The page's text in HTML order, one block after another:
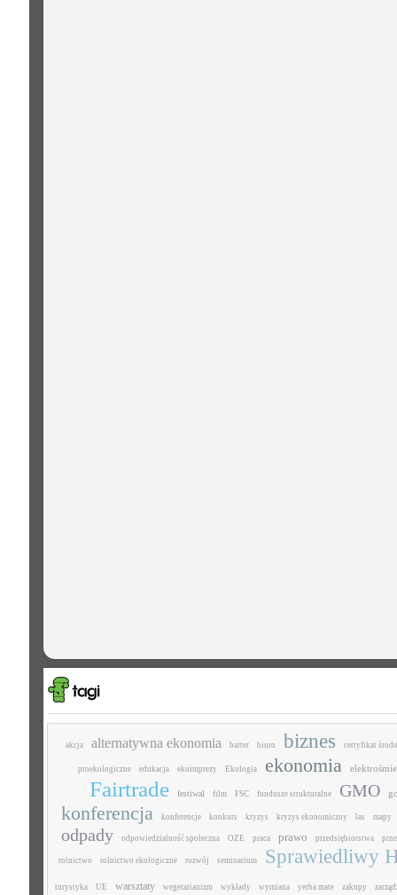
akcja alternatywna ekonomia barter biuro biznes certyfikat
proekologiczne edukacja ekoimprezy Ekologia ekonomia
Fairtrade festiwal film FSC fundusze strukturalne GMO
konferencja konferencje konkurs kryzys kryzys ekonomiczny las mapy
odpady odpowiedzialność społeczna OZE praca prawo przedsiębiorstwa
rolnictwo rolnictwo ekologiczne rozwój seminarium Sprawiedliwy
turystyka UE warsztaty wegetarianizm wykłady wymiana yerba mate zakupy